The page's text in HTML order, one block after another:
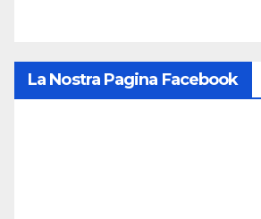
La Nostra Pagina Facebook